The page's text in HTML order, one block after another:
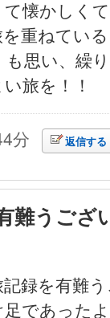
懐かしく
重ねてい
思い、繰
旅を！！
分 返信する
難うござ
録を有難
であった